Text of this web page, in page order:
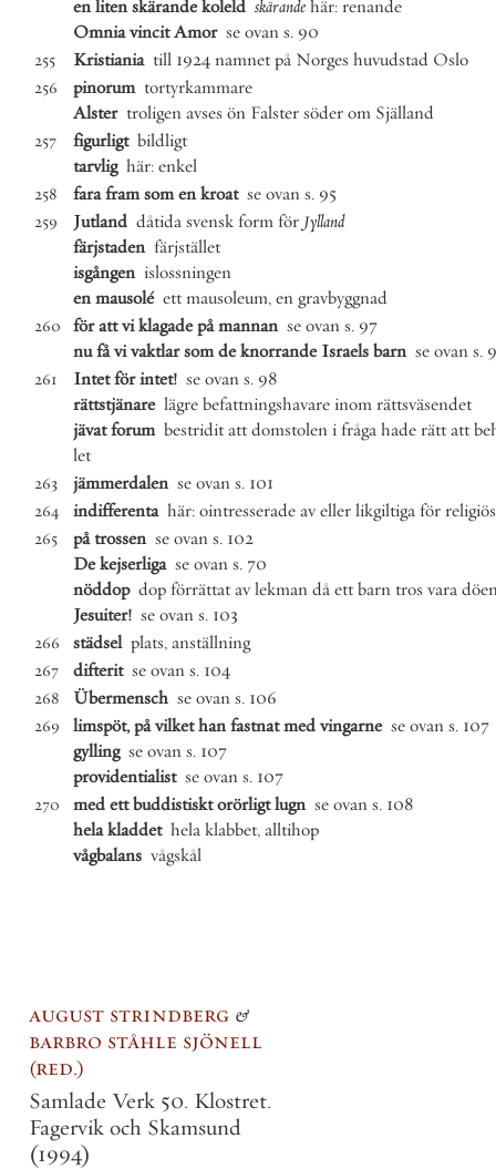
enlitenskärandekoleld skärandehär:renande
OmniavincitAmor seovans. 90
255 Kristiania till 1924namnetpå Norges huvudstad Oslo
256 pinorum tortyrkammare
Alster troligenavses ön Falstersöderom Själland
257 figurligt bildligt
tarvlig här:enkel
258 faraframsomenkroat seovans. 95
259 Jutland dåtidasvenskformför Jylland
färjstaden färjstället
isgången islossningen
enmausolé ettmausoleum,en gravbyggnad
260 förattviklagadepåmannan seovans. 97
nufåvivaktlarsomdeknorrande Israelsbarn seovans.
261 Intetförintet! seovans. 98
rättstjänare lägrebefattningshavareinomrättsväsendet
jävatforum bestriditattdomstolenifrågahaderättatt
let
263 jämmerdalen seovans. 101
264 indifferenta här:ointresseradeavellerlikgiltigaför
265 påtrossen seovans. 102
Dekejserliga seovans. 70
nöddop dopförrättatavlekmandåettbarn tros vara
Jesuiter! seovans. 103
266 städsel plats,anställning
267 difterit seovans. 104
268 Übermensch seovans. 106
269 limspöt,påvilkethanfastnatmedvingarne seovans. 107
gylling seovans. 107
providentialist seovans. 107
270 medettbuddistisktorörligtlugn seovans. 108
helakladdet helaklabbet,alltihop
vågbalans vågskål
august strindberg &
barbro ståhle sjönell
red.
Samlade Verk 50. Klostret.
Fagervik och Skamsund
(1994)